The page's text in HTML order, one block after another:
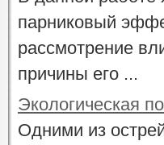
парниковый
рассмотрение
причины его ...
Экологическая
Одними из